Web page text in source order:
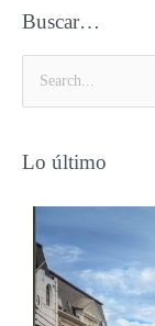
Buscar…
Lo último